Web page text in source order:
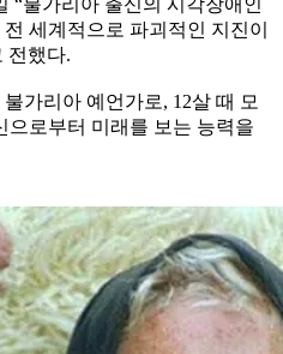
세계적으로 파괴적인 지진이
전했다.
가리아 예언가로, 12살 때 모
으로부터 미래를 보는 능력을